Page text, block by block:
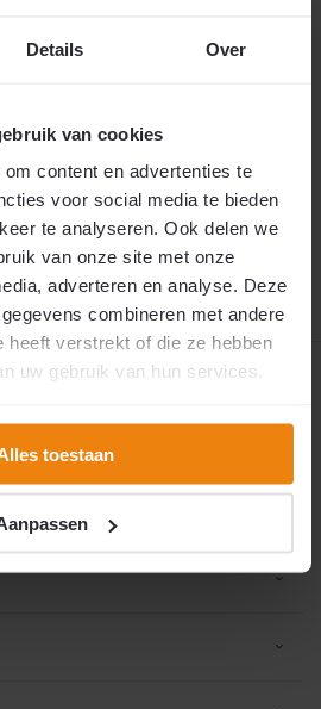
Details Over
van cookies
content en advertenties te
voor social media te bieden
te analyseren. Ook delen we
van onze site met onze
adverteren en analyse. Deze
combineren met andere
heeft verstrekt of die ze hebben
uw gebruik van hun services.
toestaan
1 tot 2 werkdagen.
is snel leverbaar. Wij verzenden uw
één tot twee werkdagen.
verzending:
7 augustus 2026